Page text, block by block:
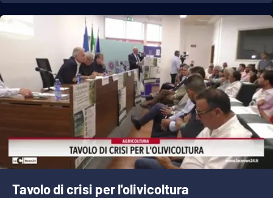
Apple
Tavolo di crisi per l'olivicoltura